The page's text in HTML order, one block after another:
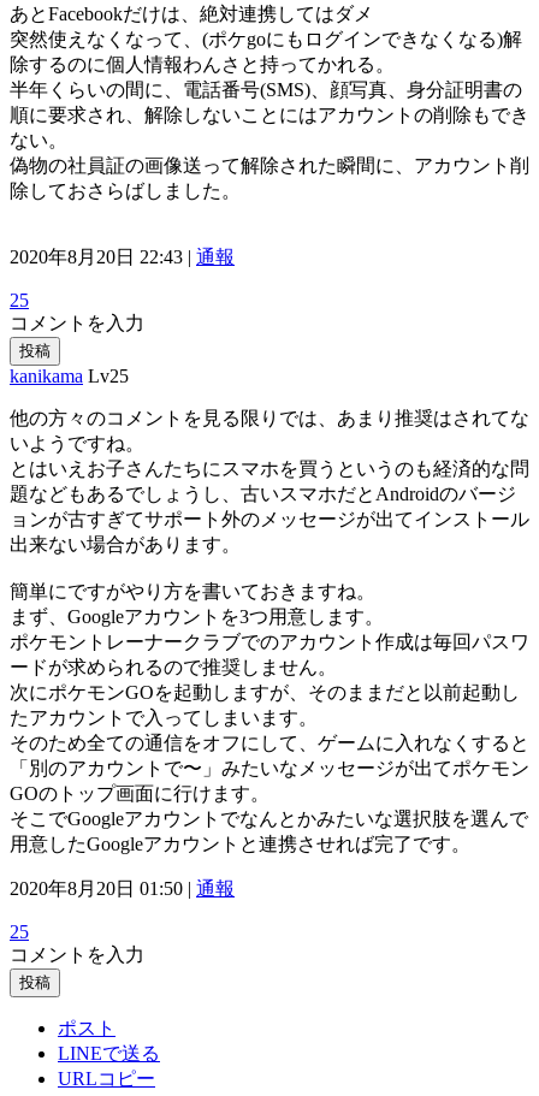
あとFacebookだけは、絶対連携してはダメ
突然使えなくなって、(ポケgoにもログインできなくなる)解
除するのに個人情報わんさと持ってかれる。
半年くらいの間に、電話番号(SMS)、顔写真、身分証明書の
順に要求され、解除しないことにはアカウントの削除もでき
ない。
偽物の社員証の画像送って解除された瞬間に、アカウント削
除しておさらばしました。
2020年8月20日 22:43 | 通報
25
コメントを入力
投稿
kanikama Lv25
他の方々のコメントを見る限りでは、あまり推奨はされてな
いようですね。
とはいえお子さんたちにスマホを買うというのも経済的な問
題などもあるでしょうし、古いスマホだとAndroidのバージ
ョンが古すぎてサポート外のメッセージが出てインストール
出来ない場合があります。
簡単にですがやり方を書いておきますね。
まず、Googleアカウントを3つ用意します。
ポケモントレーナークラブでのアカウント作成は毎回パスワ
ードが求められるので推奨しません。
次にポケモンGOを起動しますが、そのままだと以前起動し
たアカウントで入ってしまいます。
そのため全ての通信をオフにして、ゲームに入れなくすると
「別のアカウントで〜」みたいなメッセージが出てポケモン
GOのトップ画面に行けます。
そこでGoogleアカウントでなんとかみたいな選択肢を選んで
用意したGoogleアカウントと連携させれば完了です。
2020年8月20日 01:50 | 通報
25
コメントを入力
投稿
ポスト
LINEで送る
URLコピー